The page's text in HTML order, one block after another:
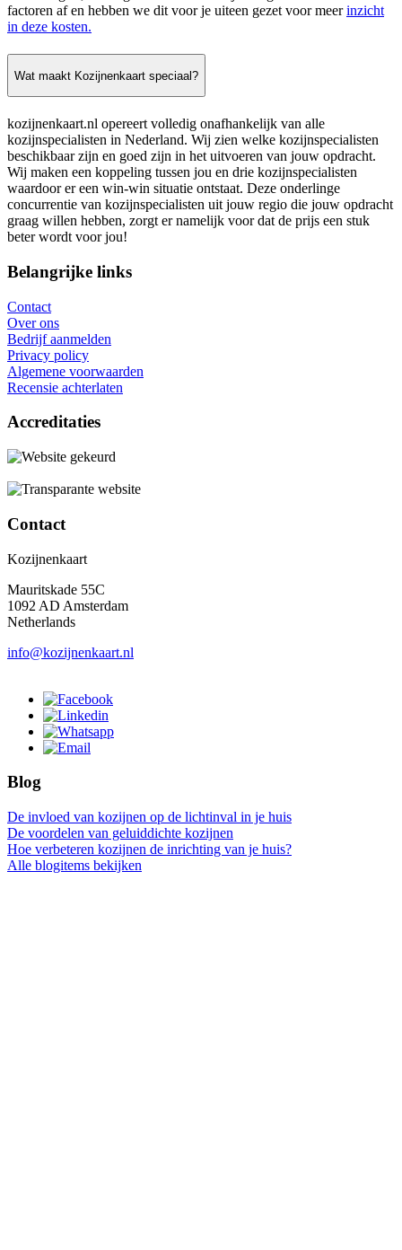
factoren af en hebben we dit voor je uiteen gezet voor meerinzicht
in deze kosten.
Wat maakt Kozijnenkaart speciaal?
kozijnenkaart.nl opereert volledig onafhankelijk van alle
kozijnspecialisten in Nederland. Wij zien welke kozijnspecialisten
beschikbaar zijn en goed zijn in het uitvoeren van jouw opdracht.
Wij maken een koppeling tussen jou en drie kozijnspecialisten
waardoor er een win-win situatie ontstaat. Deze onderlinge
concurrentie van kozijnspecialisten uit jouw regio die jouw opdracht
graag willen hebben, zorgt er namelijk voor dat de prijs een stuk
beter wordt voor jou!
Belangrijke links
Contact
Over ons
Bedrijf aanmelden
Privacy policy
Algemene voorwaarden
Recensie achterlaten
Accreditaties
Contact
Kozijnenkaart
Mauritskade 55C
1092 AD Amsterdam
Netherlands
info@kozijnenkaart.nl
Blog
De invloed van kozijnen op de lichtinval in je huis
De voordelen van geluiddichte kozijnen
Hoe verbeteren kozijnen de inrichting van je huis?
Alle blogitems bekijken